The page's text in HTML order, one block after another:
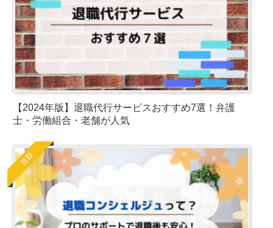
【2024年版】退職代行サービスおすすめ7選！弁護
士・労働組合・老舗が人気
注目